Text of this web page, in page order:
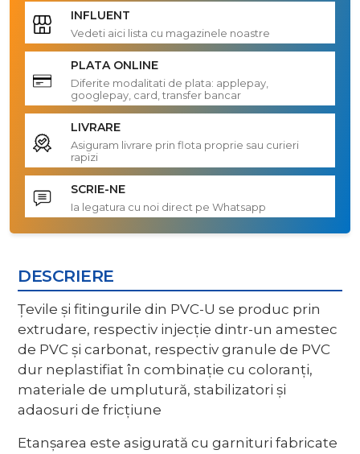
INFLUENT
Vedeti aici lista cu magazinele noastre
PLATA ONLINE
Diferite modalitati de plata: applepay,
googlepay, card, transfer bancar
LIVRARE
Asiguram livrare prin flota proprie sau curieri
rapizi
SCRIE-NE
Ia legatura cu noi direct pe Whatsapp
DESCRIERE
Țevile și fitingurile din PVC-U se produc prin
extrudare, respectiv injecție dintr-un amestec
de PVC și carbonat, respectiv granule de PVC
dur neplastifiat în combinație cu coloranți,
materiale de umplutură, stabilizatori și
adaosuri de fricțiune
Etanșarea este asigurată cu garnituri fabricate